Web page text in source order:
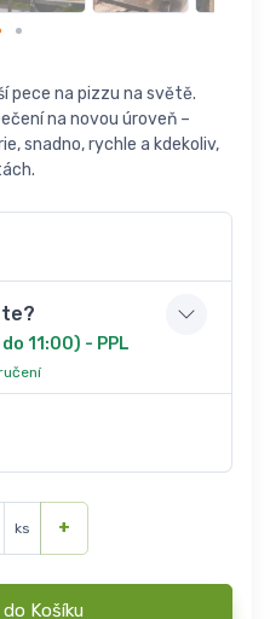
pece na pizzu na světě.
na novou úroveň –
snadno, rychle a kdekoliv,
11:00) - PPL
ks +
Košíku